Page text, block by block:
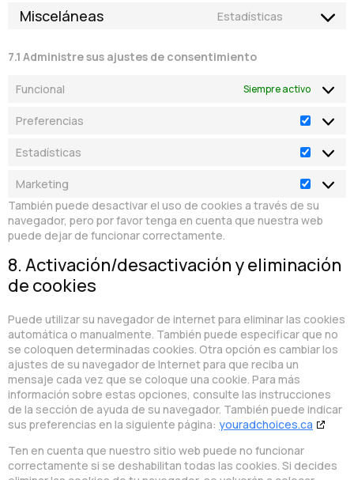
elementor
Misceláneas Estadísticas
servicio
7.1 Administre sus ajustes de consentimiento
Funcional Siempre activo
Preferencias
Estadísticas
Marketing
También puede desactivar el uso de cookies a través de su
navegador, pero por favor tenga en cuenta que nuestra web
puede dejar de funcionar correctamente.
8. Activación/desactivación y eliminación
de cookies
Puede utilizar su navegador de internet para eliminar las cookies
automática o manualmente. También puede especificar que no
se coloquen determinadas cookies. Otra opción es cambiar los
ajustes de su navegador de Internet para que reciba un
mensaje cada vez que se coloque una cookie. Para más
información sobre estas opciones, consulte las instrucciones
de la sección de ayuda de su navegador. También puede indicar
sus preferencias en la siguiente página: youradchoices.ca
Ten en cuenta que nuestro sitio web puede no funcionar
correctamente si se deshabilitan todas las cookies. Si decides